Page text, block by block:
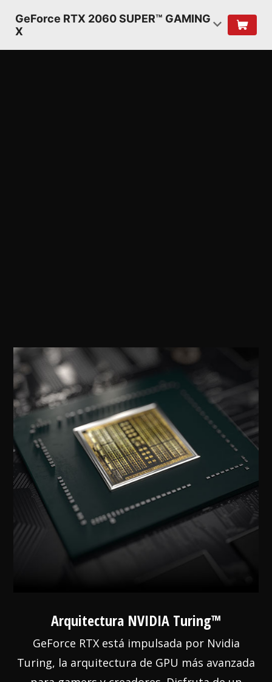
GeForce RTX 2060 SUPER™ GAMING
X
Arquitectura NVIDIA Turing™
GeForce RTX está impulsada por Nvidia
Turing, la arquitectura de GPU más avanzada